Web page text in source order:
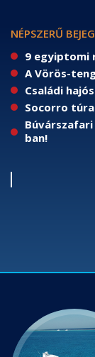
NÉPSZERŰ
9 egyiptomi
A Vörös-
Családi
Socorro túra
ban!